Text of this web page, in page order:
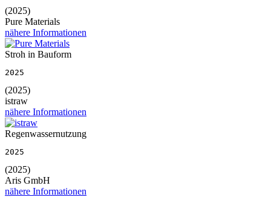
(2025)
Pure Materials
nähere Informationen
Stroh in Bauform
2025
(2025)
istraw
nähere Informationen
Regenwassernutzung
2025
(2025)
Aris GmbH
nähere Informationen